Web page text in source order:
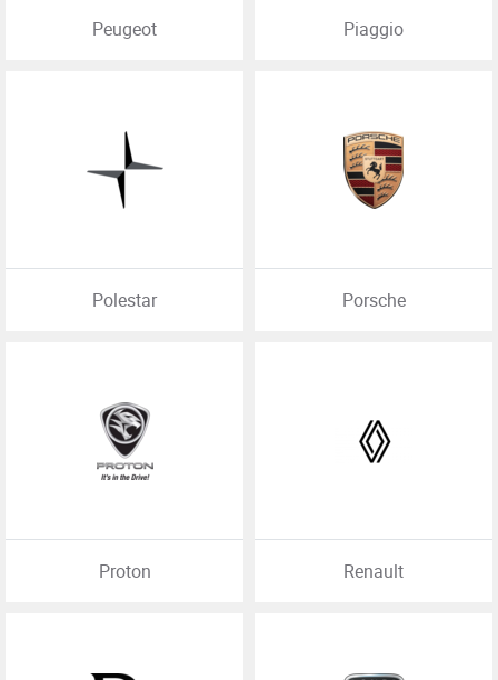
Peugeot Piaggio
Polestar Porsche
Proton Renault